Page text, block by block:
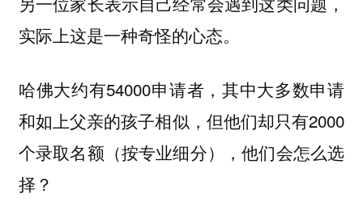
实际上这是一种奇怪的心态。
哈佛大约有54000申请者，其中大多数申请
和如上父亲的孩子相似，但他们却只有2000
个录取名额（按专业细分），他们会怎么选
择？